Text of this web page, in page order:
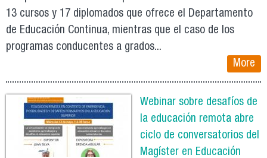
13 cursos y 17 diplomados que ofrece el Departamento
de Educación Continua, mientras que el caso de los
programas conducentes a grados...
More
Webinar sobre desafíos de
la educación remota abre
ciclo de conversatorios del
Magíster en Educación